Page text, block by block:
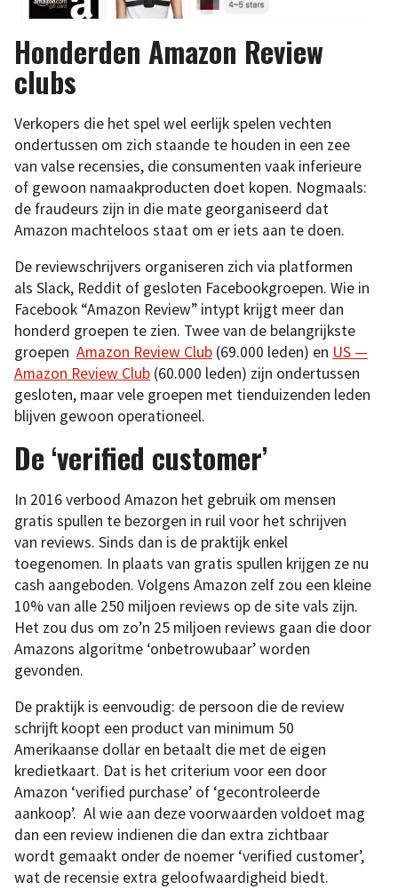
Honderden Amazon Review
clubs
Verkopers die het spel wel eerlijk spelen vechten
ondertussen om zich staande te houden in een zee
van valse recensies, die consumenten vaak inferieure
of gewoon namaakproducten doet kopen. Nogmaals:
de fraudeurs zijn in die mate georganiseerd dat
Amazon machteloos staat om er iets aan te doen.
De reviewschrijvers organiseren zich via platformen
als Slack, Reddit of gesloten Facebookgroepen. Wie in
Facebook “Amazon Review” intypt krijgt meer dan
honderd groepen te zien. Twee van de belangrijkste
groepen Amazon Review Club (69.000 leden) en US —
Amazon Review Club (60.000 leden) zijn ondertussen
gesloten, maar vele groepen met tienduizenden leden
blijven gewoon operationeel.
De ‘verified customer’
In 2016 verbood Amazon het gebruik om mensen
gratis spullen te bezorgen in ruil voor het schrijven
van reviews. Sinds dan is de praktijk enkel
toegenomen. In plaats van gratis spullen krijgen ze nu
cash aangeboden. Volgens Amazon zelf zou een kleine
10% van alle 250 miljoen reviews op de site vals zijn.
Het zou dus om zo’n 25 miljoen reviews gaan die door
Amazons algoritme ‘onbetrowubaar’ worden
gevonden.
De praktijk is eenvoudig: de persoon die de review
schrijft koopt een product van minimum 50
Amerikaanse dollar en betaalt die met de eigen
kredietkaart. Dat is het criterium voor een door
Amazon ‘verified purchase’ of ‘gecontroleerde
aankoop’. Al wie aan deze voorwaarden voldoet mag
dan een review indienen die dan extra zichtbaar
wordt gemaakt onder de noemer ‘verified customer’,
wat de recensie extra geloofwaardigheid biedt.